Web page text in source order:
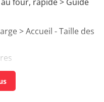
> Accueil - Taille des
des végétaux